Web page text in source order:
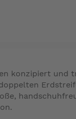
konzipiert